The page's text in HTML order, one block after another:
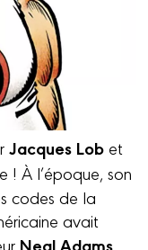
Jacques Lob et
! À l’époque, son
codes de la
avait
.